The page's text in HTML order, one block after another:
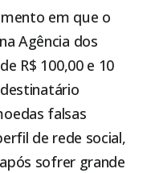
em que o
Agência dos
R$ 100,00 e 10
falsas
de rede social,
sofrer grande